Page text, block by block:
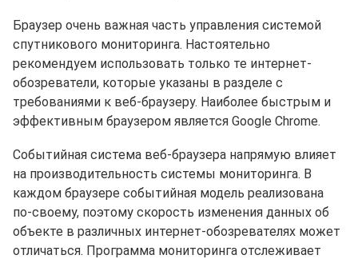
Браузер очень важная часть управления системой
спутникового мониторинга. Настоятельно
рекомендуем использовать только те интернет-
обозреватели, которые указаны в разделе с
требованиями к веб-браузеру. Наиболее быстрым и
эффективным браузером является Google Chrome.
Событийная система веб-браузера напрямую влияет
на производительность системы мониторинга. В
каждом браузере событийная модель реализована
по-своему, поэтому скорость изменения данных об
объекте в различных интернет-обозревателях может
отличаться. Программа мониторинга отслеживает